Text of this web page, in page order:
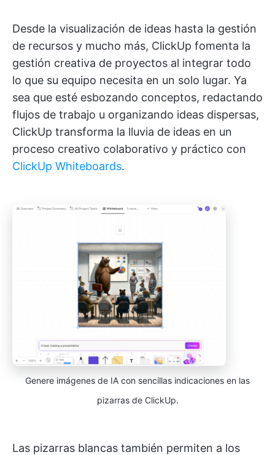
Desde la visualización de ideas hasta la gestión
de recursos y mucho más, ClickUp fomenta la
gestión creativa de proyectos al integrar todo
lo que su equipo necesita en un solo lugar. Ya
sea que esté esbozando conceptos, redactando
flujos de trabajo u organizando ideas dispersas,
ClickUp transforma la lluvia de ideas en un
proceso creativo colaborativo y práctico con
ClickUp Whiteboards.
Genere imágenes de IA con sencillas indicaciones en las
pizarras de ClickUp.
Las pizarras blancas también permiten a los